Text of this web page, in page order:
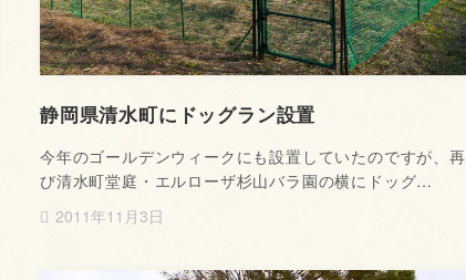
静岡県清水町にドッグラン設置
今年のゴールデンウィークにも設置していたのですが、再
び清水町堂庭・エルローザ杉山バラ園の横にドッグ…
2011年11月3日